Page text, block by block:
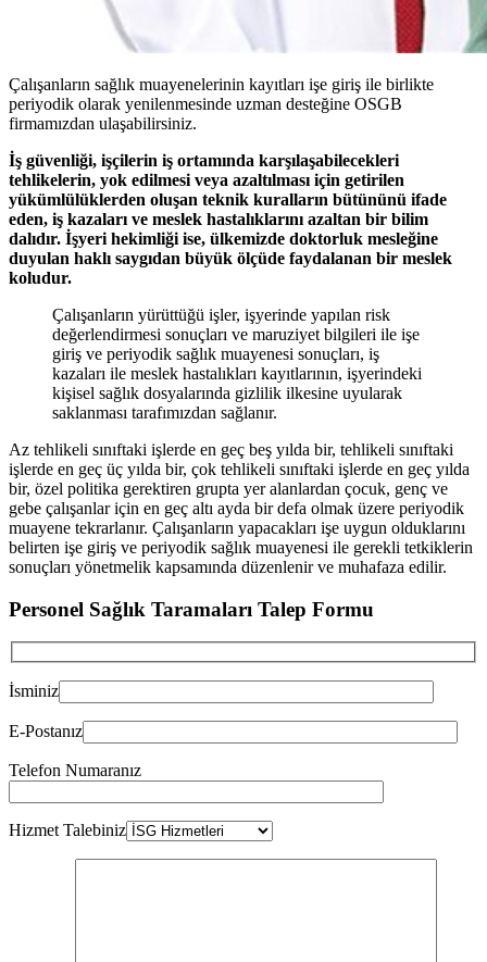
Çalışanların sağlık muayenelerinin kayıtları işe giriş ile birlikte
periyodik olarak yenilenmesinde uzman desteğine OSGB
firmamızdan ulaşabilirsiniz.
İş güvenliği, işçilerin iş ortamında karşılaşabilecekleri
tehlikelerin, yok edilmesi veya azaltılması için getirilen
yükümlülüklerden oluşan teknik kuralların bütününü ifade
eden, iş kazaları ve meslek hastalıklarını azaltan bir bilim
dalıdır. İşyeri hekimliği ise, ülkemizde doktorluk mesleğine
duyulan haklı saygıdan büyük ölçüde faydalanan bir meslek
koludur.
Çalışanların yürüttüğü işler, işyerinde yapılan risk
değerlendirmesi sonuçları ve maruziyet bilgileri ile işe
giriş ve periyodik sağlık muayenesi sonuçları, iş
kazaları ile meslek hastalıkları kayıtlarının, işyerindeki
kişisel sağlık dosyalarında gizlilik ilkesine uyularak
saklanması tarafımızdan sağlanır.
Az tehlikeli sınıftaki işlerde en geç beş yılda bir, tehlikeli sınıftaki
işlerde en geç üç yılda bir, çok tehlikeli sınıftaki işlerde en geç yılda
bir, özel politika gerektiren grupta yer alanlardan çocuk, genç ve
gebe çalışanlar için en geç altı ayda bir defa olmak üzere periyodik
muayene tekrarlanır. Çalışanların yapacakları işe uygun olduklarını
belirten işe giriş ve periyodik sağlık muayenesi ile gerekli tetkiklerin
sonuçları yönetmelik kapsamında düzenlenir ve muhafaza edilir.
Personel Sağlık Taramaları Talep Formu
İsminiz
E-Postanız
Telefon Numaranız
Hizmet Talebiniz